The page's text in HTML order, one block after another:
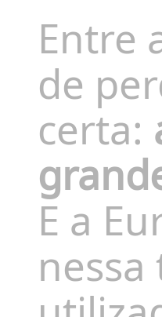
Entre
de
certa:
E a